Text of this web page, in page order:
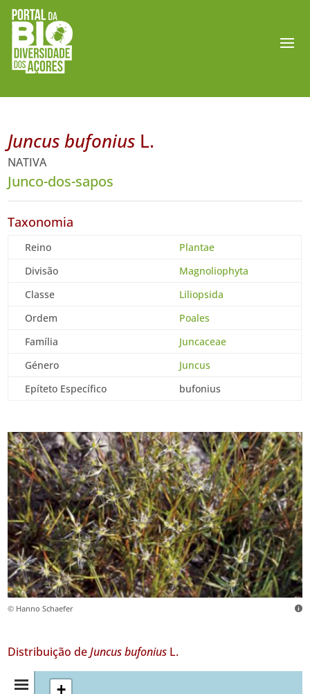
Juncus bufonius L.
NATIVA
Junco-dos-sapos
Taxonomia
Reino
Plantae
Divisão
Magnoliophyta
Classe
Liliopsida
Ordem
Poales
Família
Juncaceae
Género
Juncus
Epíteto Específico
bufonius
© Hanno Schaefer
Distribuição deJuncus bufonius L.
Resumo
+